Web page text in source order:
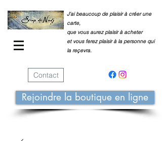
J'ai beaucoup de plaisir à créer une
carte,
que vous aurez plaisir à acheter
et vous ferez plaisir à la personne qui
la reçevra.
Contact
Rejoindre la boutique en ligne